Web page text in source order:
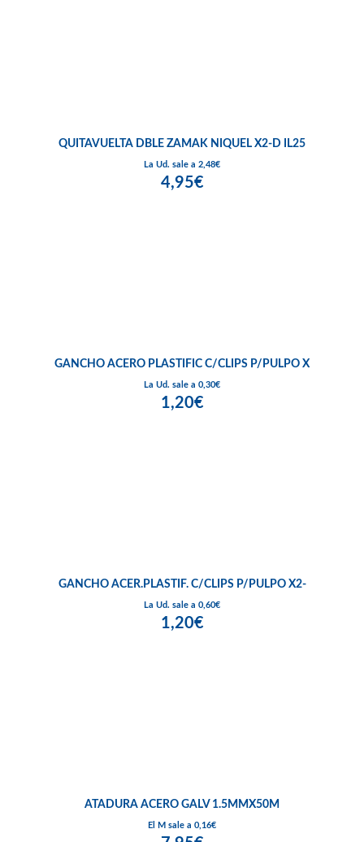
QUITAVUELTA DBLE ZAMAK NIQUEL X2-D IL25
La Ud. sale a 2,48€
4,95€
GANCHO ACERO PLASTIFIC C/CLIPS P/PULPO X
La Ud. sale a 0,30€
1,20€
GANCHO ACER.PLASTIF. C/CLIPS P/PULPO X2-
La Ud. sale a 0,60€
1,20€
ATADURA ACERO GALV 1.5MMX50M
El M sale a 0,16€